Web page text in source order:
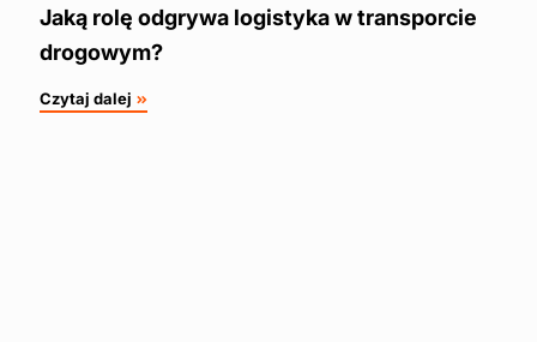
Jaką rolę odgrywa logistyka w transporcie
drogowym?
Czytaj dalej